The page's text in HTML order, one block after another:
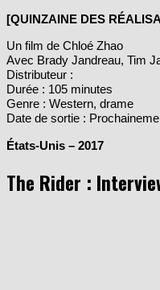
[QUINZAINE DES
Un film de Chloé Zhao
Avec Brady Jandreau, Tim
Distributeur :
Durée : 105 minutes
Genre : Western, drame
Date de sortie :
États-Unis – 2017
The Rider :